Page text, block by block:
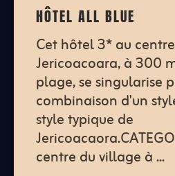
HÔTEL ALL BLUE
Cet hôtel 3* au
Jericoacoara, à 300
plage, se singularise
combinaison d'un
style typique de
centre du village à ...